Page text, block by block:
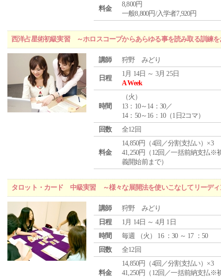
料金
8,800円
一般8,800円/入学者7,920円
西洋占星術初級実習 ～ホロスコープからあらゆる事を読み取る訓練を
講師 狩野 みどり
日程
1月 14日 ～ 3月 25日
A Week
時間
（火 ）
13：10～14：30／
14：50～16：10（1日2コマ）
回数
全12回
料金
14,850円（4回／分割支払い）×3
41,250円（12回／一括前納支払※
義開始前まで）
タロット・カード 中級実習 ～様々な展開法を使いこなしてリーディ
講師
狩野 みどり
日程
1月 14日 ～ 4月 1日
時間
毎週 （火 ） 16 ：30 ～ 17 ：50
回数
全12回
料金
14,850円（4回／分割支払い）×3
41,250円（12回／一括前納支払※